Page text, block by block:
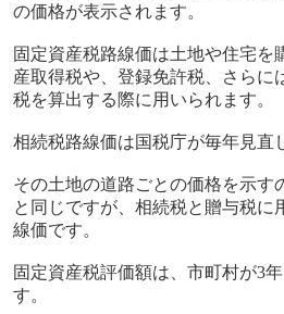
の価格が表示されます。
固定資産税路線価は土地や住宅を
産取得税や、登録免許税、さらに
税を算出する際に用いられます。
相続税路線価は国税庁が毎年見直
その土地の道路ごとの価格を示す
と同じですが、相続税と贈与税に
線価です。
固定資産税評価額は、市町村が3
す。